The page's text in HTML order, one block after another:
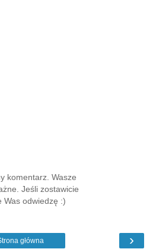
komentarz. Wasze
Jeśli zostawicie
Was odwiedzę :)
›
główna